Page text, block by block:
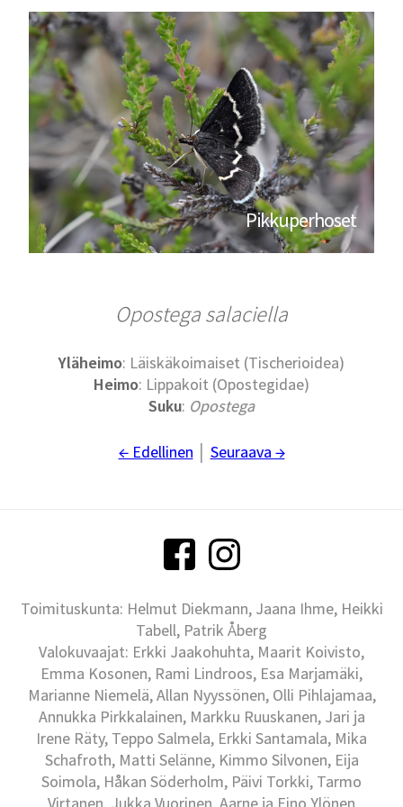
Pikkuperhoset
Opostega salaciella
Yläheimo: Läiskäkoimaiset (Tischerioidea)
Heimo: Lippakoit (Opostegidae)
Suku: Opostega
← Edellinen Seuraava →
Toimituskunta: Helmut Diekmann, Jaana Ihme, Heikki
Tabell, Patrik Åberg
Valokuvaajat: Erkki Jaakohuhta, Maarit Koivisto,
Emma Kosonen, Rami Lindroos, Esa Marjamäki,
Marianne Niemelä, Allan Nyyssönen, Olli Pihlajamaa,
Annukka Pirkkalainen, Markku Ruuskanen, Jari ja
Irene Räty, Teppo Salmela, Erkki Santamala, Mika
Schafroth, Matti Selänne, Kimmo Silvonen, Eija
Soimola, Håkan Söderholm, Päivi Torkki, Tarmo